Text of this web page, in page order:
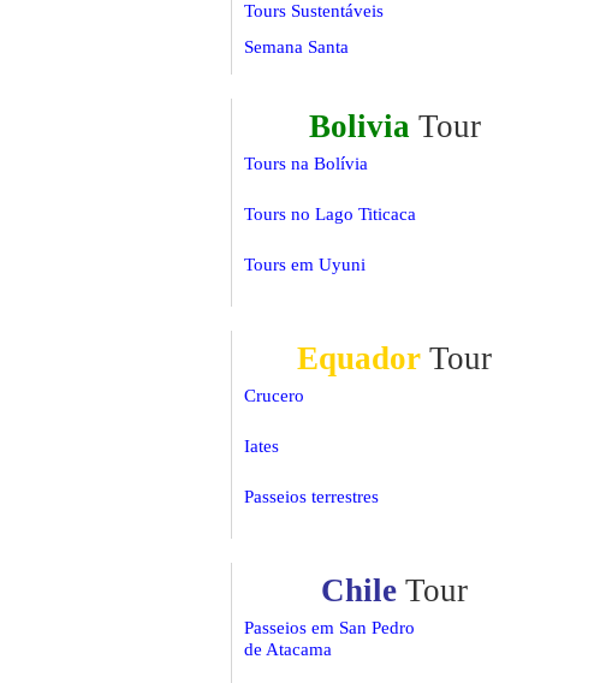
Tours Sustentáveis
Semana Santa
Bolivia Tour
Tours na Bolívia
Tours no Lago Titicaca
Tours em Uyuni
Equador Tour
Crucero
Iates
Passeios terrestres
Chile Tour
Passeios em San Pedro
de Atacama